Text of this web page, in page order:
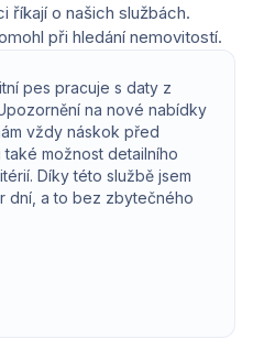
říkají o našich službách.
při hledání nemovitostí.
pes pracuje s daty z
na nové nabídky
vždy náskok před
také možnost detailního
Díky této službě jsem
dní, a to bez zbytečného